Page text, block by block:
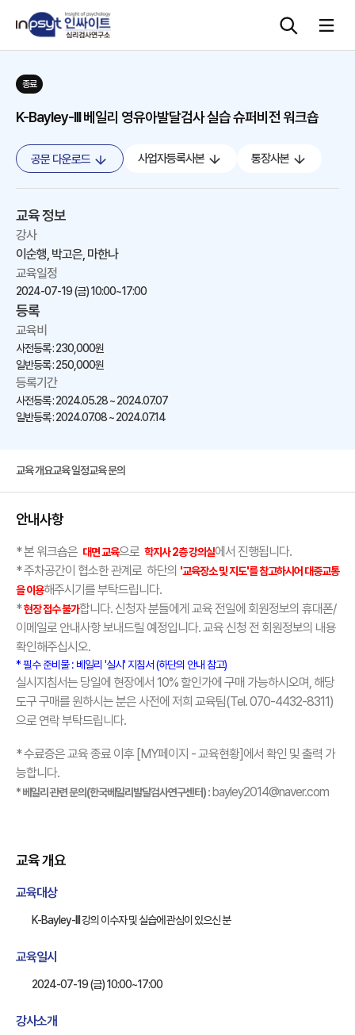
심리검사
상담도구
교육 워크숍
단체검사
종료
K-Bayley-III 베일리 영유아발달검사 실습 슈퍼비전 워크숍
교육 정보
강사
이순행, 박고은, 마한나
교육일정
2024-07-19 (금)10:00~17:00
등록
교육비
사전등록 : 230,000원
일반등록 : 250,000원
등록기간
사전등록 : 2024.05.28 ~ 2024.07.07
일반등록 : 2024.07.08 ~ 2024.07.14
공문 다운로드 사업자등록사본 통장사본
교육 개요교육 일정교육 문의
안내사항
* 본 워크숍은 대면 교육으로 학지사 2층 강의실에서 진행됩니다.
* 주차공간이 협소한 관계로 하단의 '교육장소 및 지도'를 참고하시어 대중교통
을 이용해주시기를 부탁드립니다.
*현장 접수 불가합니다. 신청자 분들에게 교육 전일에 회원정보의 휴대폰/
이메일로 안내사항 보내드릴 예정입니다. 교육 신청 전 회원정보의 내용
확인해주십시오.
* 필수 준비물 : 베일리 '실시' 지침서 (하단의 안내 참고)
실시지침서는 당일에 현장에서 10% 할인가에 구매 가능하시오며, 해당
도구 구매를 원하시는 분은 사전에 저희 교육팀(Tel. 070-4432-8311)
으로 연락 부탁드립니다.
* 수료증은 교육 종료 이후 [MY페이지 - 교육현황]에서 확인 및 출력 가
능합니다.
* 베일리 관련 문의(한국베일리발달검사연구센터) :bayley2014@naver.com
교육 개요
교육대상
K-Bayley-III 강의 이수자 및 실습에 관심이 있으신 분
교육일시
2024-07-19 (금) 10:00~17:00
강사소개